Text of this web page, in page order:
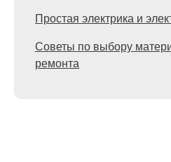
Простая электрика и
Советы по выбору
ремонта